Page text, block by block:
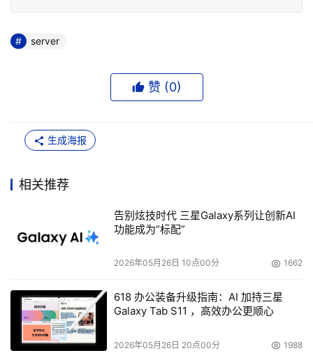
server
赞 (0)
生成海报
相关推荐
告别炫技时代 三星Galaxy系列让创新AI
功能成为“标配”
2026年05月26日 10点00分 1662
618 办公装备升级指南：AI 加持三星
Galaxy Tab S11 ，高效办公更顺心
2026年05月26日 20点00分 1988